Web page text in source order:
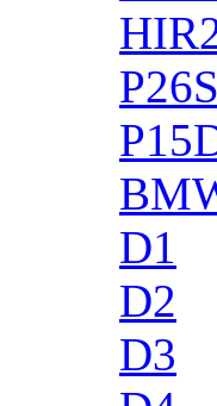
P26S
D1
D2
D3